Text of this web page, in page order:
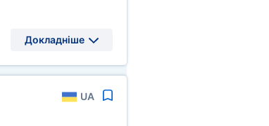
Докладніше
UA